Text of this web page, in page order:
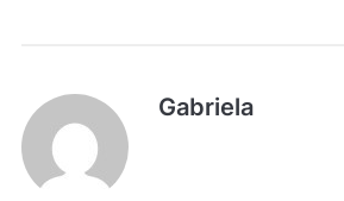
Gabriela